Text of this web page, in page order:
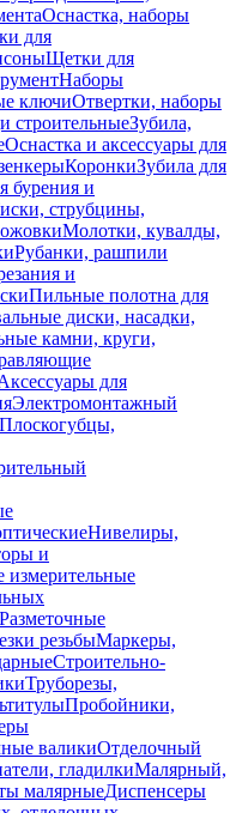
Оснастка, наборы
для
Щетки для
Наборы
ключиОтвертки, наборы
строительныеЗубила,
Оснастка и аксессуары для
КоронкиЗубила для
бурения и
струбцины,
Молотки, кувалды,
Рубанки, рашпили
и
Пильные полотна для
диски, насадки,
камни, круги,
для
Электромонтажный
Плоскогубцы,
Нивелиры,
и
измерительные
Разметочные
резьбыМаркеры,
Строительно-
Труборезы,
Пробойники,
валикиОтделочный
гладилкиМалярный,
малярныеДиспенсеры